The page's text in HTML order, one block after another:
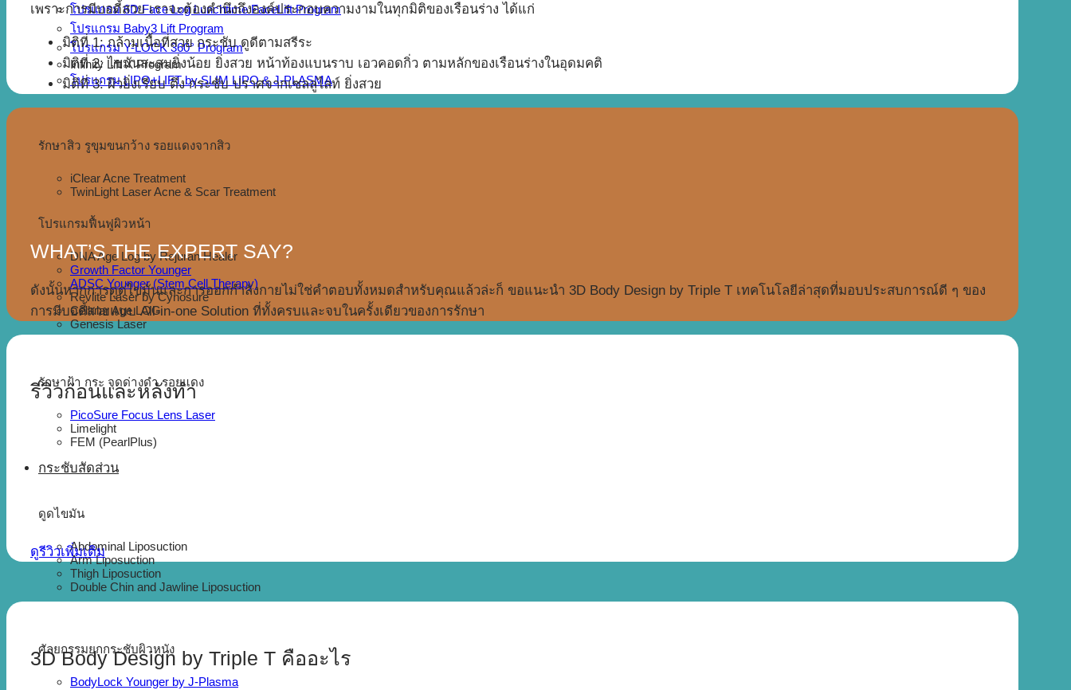
โปรแกรม 6D Face Log Lunchtime FaceLift Program
โปรแกรม Baby3 Lift Program
โปรแกรม Y-LOCK 360° Program
Infinity Lift X Program
โปรแกรม LIPO+LIFT by SLIM LIPO & J-PLASMA
รักษาสิว รูขุมขนกว้าง รอยแดงจากสิว
iClear Acne Treatment
TwinLight Laser Acne & Scar Treatment
โปรแกรมฟื้นฟูผิวหน้า
DNA Age Log by Rejuran Healer
Growth Factor Younger
ADSC Younger (Stem Cell Therapy)
Revlite Laser by Cynosure
Cellular Age LOG
Genesis Laser
รักษาฝ้า กระ จุดด่างดำ รอยแดง
PicoSure Focus Lens Laser
Limelight
FEM (PearlPlus)
กระชับสัดส่วน
ดูดไขมัน
Abdominal Liposuction
Arm Liposuction
Thigh Liposuction
Double Chin and Jawline Liposuction
ศัลยกรรมยกกระชับผิวหนัง
BodyLock Younger by J-Plasma
เพราะการมีบอดี้สวย เราจะต้องคำนึงถึงองค์ประกอบความงามในทุกมิติของเรือนร่าง ได้แก่
มิติที่ 1: กล้ามเนื้อที่สวย กระชับ ดูดีตามสรีระ
มิติที่ 2: ไขมันสะสมยิ่งน้อย ยิ่งสวย หน้าท้องแบนราบ เอวคอดกิ่ว ตามหลักของเรือนร่างในอุดมคติ
มิติที่ 3: ผิวยิ่งเรียบ ตึง กระชับ ปราศจากเซลลูไลท์ ยิ่งสวย
WHAT’S THE EXPERT SAY?
ดังนั้นหากการดูดไขมันและการออกกำลังกายไม่ใช่คำตอบทั้งหมดสำหรับคุณแล้วล่ะก็ ขอแนะนำ 3D Body Design by Triple T เทคโนโลยีล่าสุดที่มอบประสบการณ์ดี ๆ ของ
การมีบอดี้สวยแบบ All-in-one Solution ที่ทั้งครบและจบในครั้งเดียวของการรักษา
รีวิวก่อนและหลังทำ
ดูรีวิวเพิ่มเติม
3D Body Design by Triple T คืออะไร